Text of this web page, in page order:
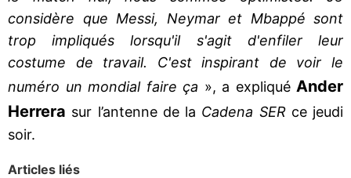
considère que Messi, Neymar et Mbappé sont
trop impliqués lorsqu'il s'agit d'enfiler leur
costume de travail. C'est inspirant de voir le
numéro un mondial faire ça », a expliqué Ander
Herrera sur l’antenne de la Cadena SERce jeudi
soir.
Articles liés